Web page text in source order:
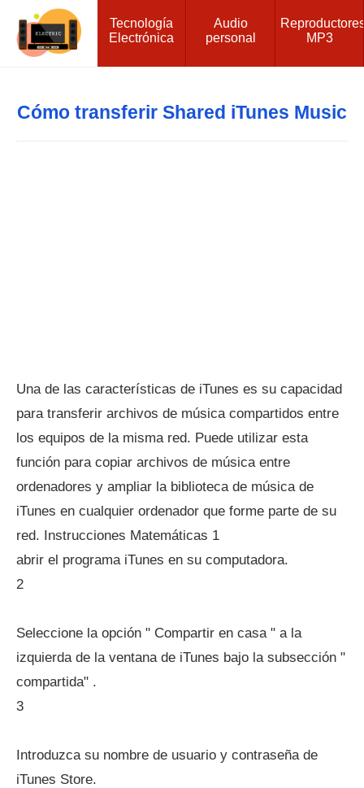
Tecnología
Electrónica
Audio
personal
MP3
Cómo transferir Shared iTunes Music
Una de las características de iTunes es su capacidad
para transferir archivos de música compartidos entre
los equipos de la misma red. Puede utilizar esta
función para copiar archivos de música entre
ordenadores y ampliar la biblioteca de música de
iTunes en cualquier ordenador que forme parte de su
red. Instrucciones Matemáticas 1
abrir el programa iTunes en su computadora.
2
Seleccione la opción " Compartir en casa " a la
izquierda de la ventana de iTunes bajo la subsección "
compartida" .
3
Introduzca su nombre de usuario y contraseña de
iTunes Store.